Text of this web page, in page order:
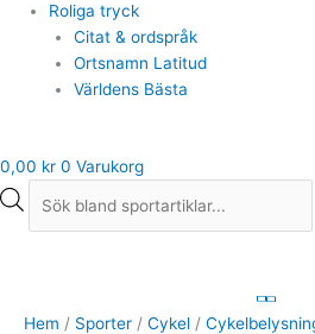
Roliga tryck
Citat & ordspråk
Ortsnamn Latitud
Världens Bästa
0,00 kr 0 Varukorg
Hem / Sporter / Cykel /